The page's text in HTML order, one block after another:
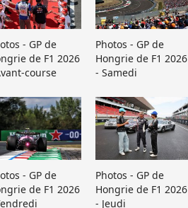
- GP de
de F1 2026
course
Photos - GP de
Hongrie de F1 2026
- Samedi
- GP de
de F1 2026
Photos - GP de
Hongrie de F1 2026
- Jeudi